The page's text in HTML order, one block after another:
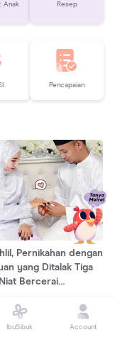
Anak Resep
Pencapaian
Pernikahan dengan
yang Ditalak Tiga
Bercerai
IbuSibuk Account